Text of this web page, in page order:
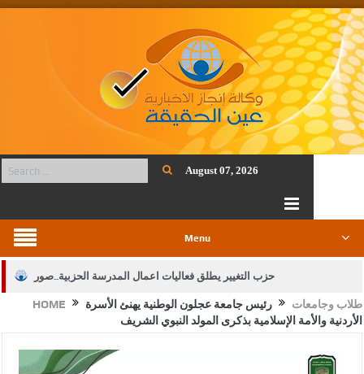
August 07, 2026
Menu
حزب التغيير يطلق فعاليات اعمال المدرسة الحزبية..صور
الجيش يفتح باب التجنيد لحملة البكالوريوس في الحقوق والقانون
HOME طلاب وجامعات
رئيس جامعة عجلون الوطنية يهنئ الأسرة
الأردنية والأمة الإسلامية بذكرى المولد النبوي الشريف